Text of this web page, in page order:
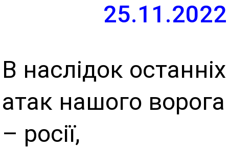
25.11.2022
В наслідок останніх
атак нашого ворога
– росії,